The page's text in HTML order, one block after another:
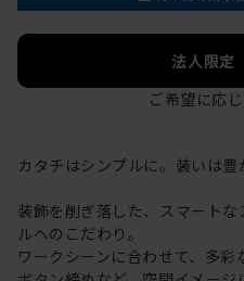
法人限
ご希望に応
カタチはシンプルに。装いは豊
装飾を削ぎ落した、スマート
ルへのこだわり。
ワークシーンに合わせて、多彩